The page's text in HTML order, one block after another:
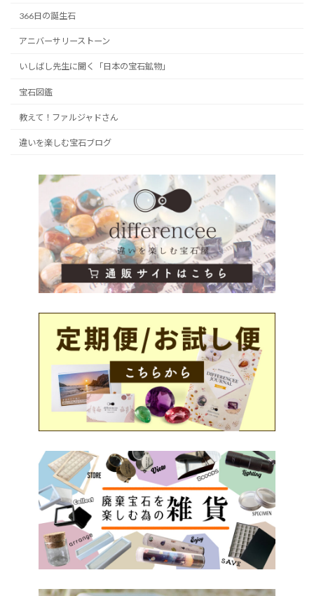
366日の誕生石
アニバーサリーストーン
いしばし先生に聞く「日本の宝石鉱物」
宝石図鑑
教えて！ファルジャドさん
違いを楽しむ宝石ブログ